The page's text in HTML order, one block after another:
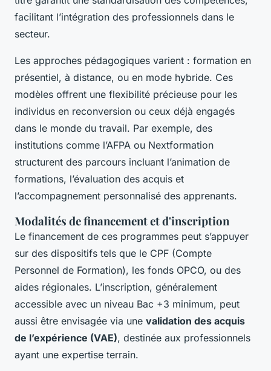
facilitant l’intégration des professionnels dans le
secteur.
Les approches pédagogiques varient : formation en
présentiel, à distance, ou en mode hybride. Ces
modèles offrent une flexibilité précieuse pour les
individus en reconversion ou ceux déjà engagés
dans le monde du travail. Par exemple, des
institutions comme l’AFPA ou Nextformation
structurent des parcours incluant l’animation de
formations, l’évaluation des acquis et
l’accompagnement personnalisé des apprenants.
Modalités de financement et d'inscription
Le financement de ces programmes peut s’appuyer
sur des dispositifs tels que le CPF (Compte
Personnel de Formation), les fonds OPCO, ou des
aides régionales. L’inscription, généralement
accessible avec un niveau Bac +3 minimum, peut
aussi être envisagée via une validation des acquis
de l’expérience (VAE), destinée aux professionnels
ayant une expertise terrain.